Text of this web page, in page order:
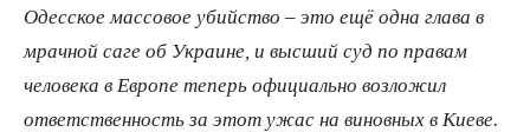
Одесское массовое убийство – это ещё одна глава в
мрачной саге об Украине, и высший суд по правам
человека в Европе теперь официально возложил
ответственность за этот ужас на виновных в Киеве.